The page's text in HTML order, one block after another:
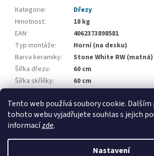
Tento web používá soubory cookie.
tohoto webu vyjadřujete souhlas s jejich
informacízde.
Nastavení
Kategorie:
Dřezy
Hmotnost:
18 kg
EAN:
4062373898581
Typ montáže:
Horní (na desku)
Barva keramiky:
Stone White RW (matná)
Šířka dřezu:
60 cm
Šířka skříňky:
60 cm
Odkapová plocha: Bez odkapové plochy
Vytvořil Shoptet